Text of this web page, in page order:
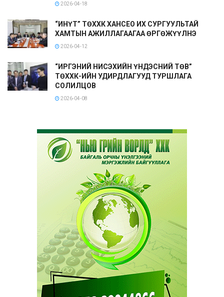
2026-04-18
“ИНҮТ” ТӨХХК ХАНСЕО ИХ СУРГУУЛЬТАЙ
ХАМТЫН АЖИЛЛАГААГАА ӨРГӨЖҮҮЛНЭ
2026-04-12
“ИРГЭНИЙ НИСЭХИЙН ҮНДЭСНИЙ ТӨВ”
ТӨХХК-ИЙН УДИРДЛАГУУД ТУРШЛАГА
СОЛИЛЦОВ
2026-04-08